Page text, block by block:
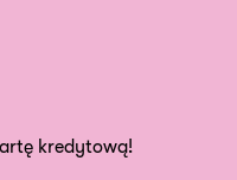
kredytową!